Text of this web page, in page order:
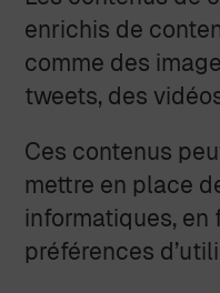
enrichis de
comme des
tweets, des
Ces contenus
mettre en place
informatiques, en
préférences